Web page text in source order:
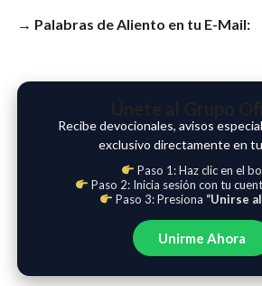
→ Palabras de Aliento en tu E-Mail:
Recibe devocionales, avisos
exclusivo directamente en
Paso 1: Haz clic en el
Paso 2: Inicia sesión con tu
Paso 3: Presiona “Unirse
Unirme Ahora